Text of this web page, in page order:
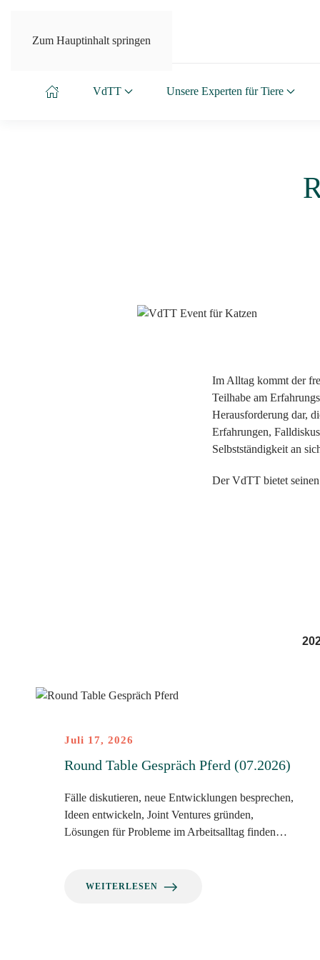
Zum Hauptinhalt springen
VdTT Unsere Experten für Tiere
Im Alltag kommt der
Teilhabe am
Herausforderung dar,
Erfahrungen,
Selbstständigkeit an
Der VdTT bietet
Juli 17, 2026
Round Table Gespräch Pferd (07.2026)
Fälle diskutieren, neue Entwicklungen besprechen,
Ideen entwickeln, Joint Ventures gründen,
Lösungen für Probleme im Arbeitsalltag finden…
WEITERLESEN